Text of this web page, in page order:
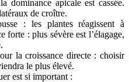
dominance apicale est cassée.
de croître.
: les plantes réagissent à
forte : plus sévère est l’élagage,
la croissance directe : choisir
le plus élevé.
est si important :